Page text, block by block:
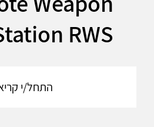
RWS
התחל/י